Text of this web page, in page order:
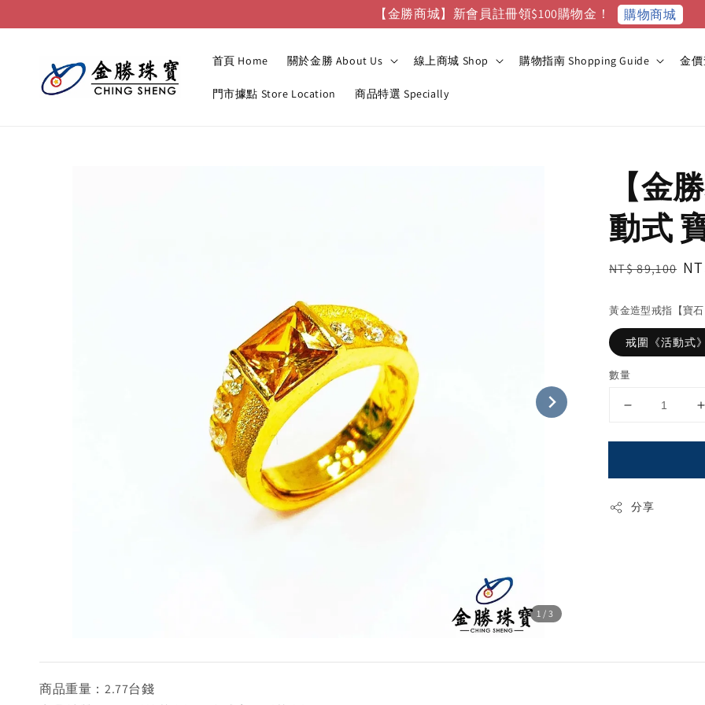
【金勝商城】新會員註冊領$100購物金！ 購物商城
首頁 Home 關於金勝 About Us 線上商城 Shop 購物指南 Shopping Guide 金
門市據點 Store Location 商品特選 Specially
1 /3
【金
動式
Regular
NT$ 89,100
黃金造型戒指【寶石
戒圍《活動式》
數量
分享
商品重量：2.77台錢